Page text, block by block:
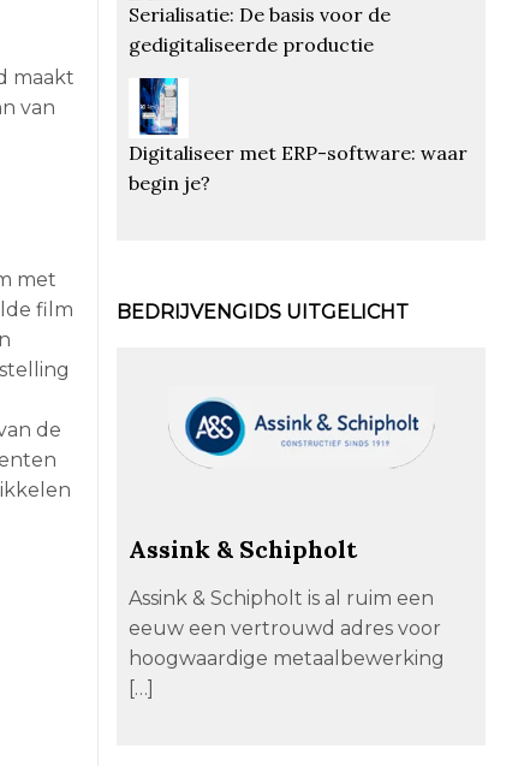
maakt
van
met
film
de
Serialisatie: De basis voor de
gedigitaliseerde productie
Digitaliseer met ERP-software: waar
begin je?
BEDRIJVENGIDS UITGELICHT
Assink & Schipholt
Assink & Schipholt is al ruim een
eeuw een vertrouwd adres voor
hoogwaardige metaalbewerking
[…]